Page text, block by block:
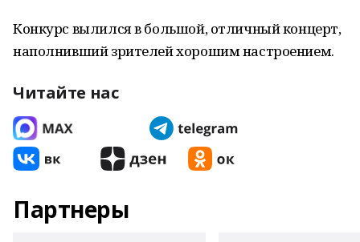
Конкурс вылился в большой, отличный концерт,
наполнивший зрителей хорошим настроением.
Читайте нас
Партнеры